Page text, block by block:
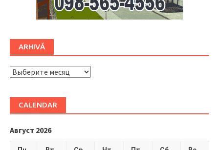
ARHIVĂ
ARHIVĂ
CALENDAR
Август 2026